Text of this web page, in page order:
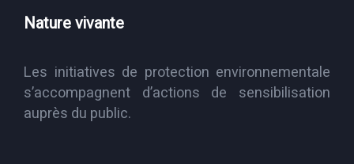
Nature vivante
Les initiatives de protection environnementale
s’accompagnent d’actions de sensibilisation
auprès du public.